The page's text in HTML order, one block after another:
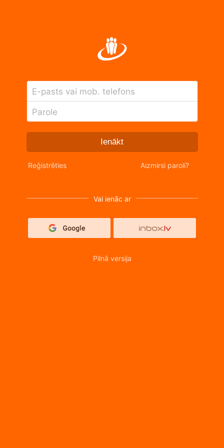
E-pasts vai mob. telefons
Parole
Ienākt
Reģistrēties Aizmirsi paroli?
Vai ienāc ar
Pilnā versija